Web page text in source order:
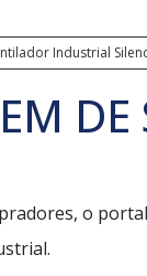
Industrial
DE
o